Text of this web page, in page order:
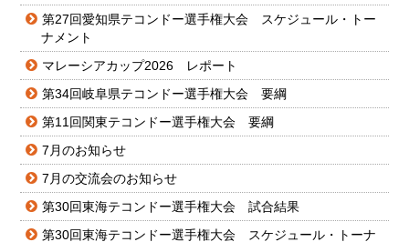
第27回愛知県テコンドー選手権大会 スケジュール・トー
ナメント
マレーシアカップ2026 レポート
第34回岐阜県テコンドー選手権大会 要綱
第11回関東テコンドー選手権大会 要綱
7月のお知らせ
7月の交流会のお知らせ
第30回東海テコンドー選手権大会 試合結果
第30回東海テコンドー選手権大会 スケジュール・トーナ